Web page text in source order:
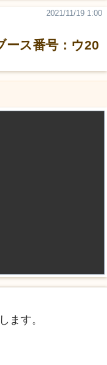
ース番号：ウ20
2021/11/19 1:00
ます。